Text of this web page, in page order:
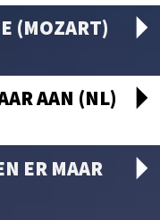
(MOZART)
AAN (NL)
ER MAAR